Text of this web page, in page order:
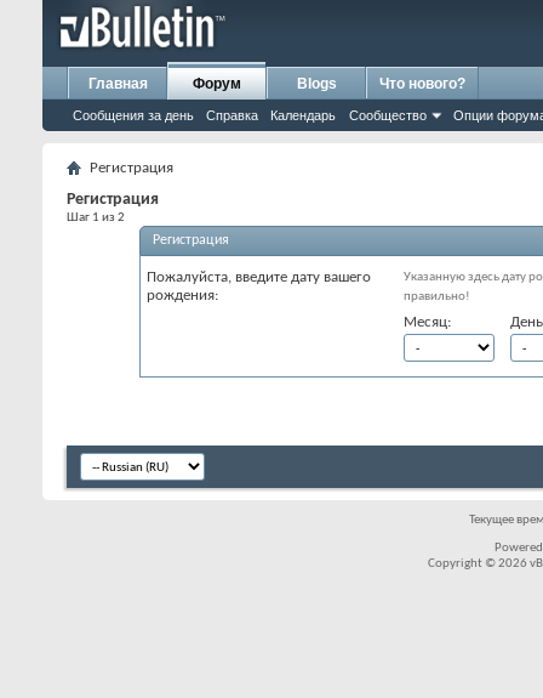
Главная Форум
Сообщения за день Справка Календарь Сообщество Опции
Blogs Что нового?
Регистрация
Регистрация
Шаг 1 из 2
Регистрация
Пожалуйста, введите дату вашего
рождения:
Указанную здесь дату
правильно!
Месяц:
Текущее
Copyright © 2026